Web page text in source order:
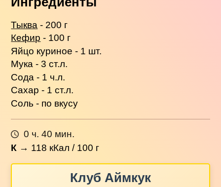
Тыква - 200 г
Кефир - 100 г
Яйцо куриное - 1 шт.
Мука - 3 ст.л.
Сода - 1 ч.л.
Сахар - 1 ст.л.
Соль - по вкусу
0 ч. 40 мин.
К → 118 кКал / 100 г
Клуб Аймкук